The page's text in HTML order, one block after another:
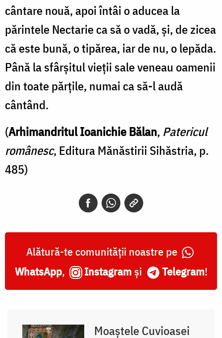
cântare nouă, apoi întâi o aducea la
părintele Nectarie ca să o vadă, şi, de zicea
că este bună, o tipărea, iar de nu, o lepăda.
Până la sfârşitul vieţii sale veneau oamenii
din toate părţile, numai ca să-l audă
cântând.
(Arhimandritul Ioanichie Bălan, Patericul
românesc, Editura Mănăstirii Sihăstria, p.
485)
Alătură-te comunității noastre pe
WhatsApp, Instagram și Telegram!
Moaștele Cuvioasei